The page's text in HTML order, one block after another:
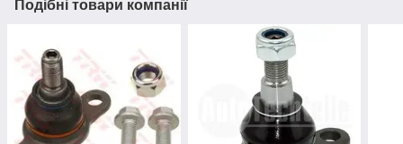
Подібні товари компанії